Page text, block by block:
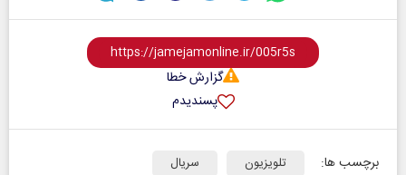
گزارش خطا
پسندیدم
برچسب ها: تلویزیون
سریال‌